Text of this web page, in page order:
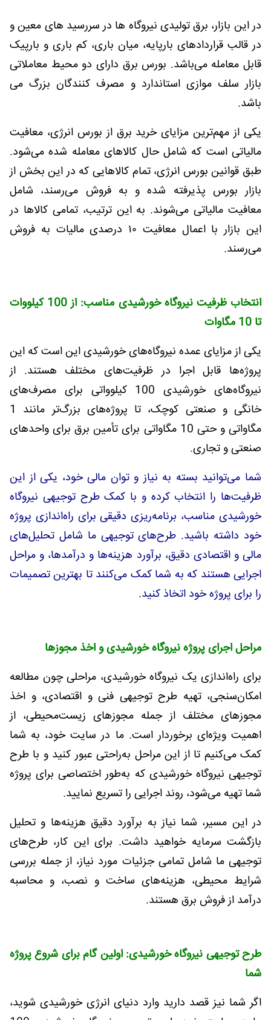
در این بازار، برق تولیدی نیروگاه ها در سررسید های معین و
در قالب قرارداد‌های بارپایه، میان باری، کم باری و بارپیک
قابل معامله می‌باشد. بورس برق دارای دو محیط معاملاتی
بازار سلف موازی استاندارد و مصرف کنندگان بزرگ می
باشد.
یکی از مهم‌ترین مزایای خرید برق از بورس انرژی، معافیت
مالیاتی است که شامل حال کالاهای معامله ‌شده می‌شود.
طبق قوانین بورس انرژی، تمام کالاهایی که در این بخش از
بازار بورس پذیرفته ‌شده و به فروش می‌رسند، شامل
معافیت مالیاتی می‌شوند. به این ترتیب، تمامی کالاها در
این بازار با اعمال معافیت ۱۰ درصدی مالیات به فروش
می‌رسند.
انتخاب ظرفیت نیروگاه خورشیدی مناسب: از 100 کیلووات
تا 10 مگاوات
یکی از مزایای عمده نیروگاه‌های خورشیدی این است که این
پروژه‌ها قابل اجرا در ظرفیت‌های مختلف هستند. از
نیروگاه‌های خورشیدی 100 کیلوواتی برای مصرف‌های
خانگی و صنعتی کوچک، تا پروژه‌های بزرگ‌تر مانند 1
مگاواتی و حتی 10 مگاواتی برای تأمین برق برای واحدهای
صنعتی و تجاری.
شما می‌توانید بسته به نیاز و توان مالی خود، یکی از این
ظرفیت‌ها را انتخاب کرده و با کمک طرح توجیهی نیروگاه
خورشیدی مناسب، برنامه‌ریزی دقیقی برای راه‌اندازی پروژه
خود داشته باشید. طرح‌های توجیهی ما شامل تحلیل‌های
مالی و اقتصادی دقیق، برآورد هزینه‌ها و درآمدها، و مراحل
اجرایی هستند که به شما کمک می‌کنند تا بهترین تصمیمات
را برای پروژه خود اتخاذ کنید.
مراحل اجرای پروژه نیروگاه خورشیدی و اخذ مجوزها
برای راه‌اندازی یک نیروگاه خورشیدی، مراحلی چون مطالعه
امکان‌سنجی، تهیه طرح توجیهی فنی و اقتصادی، و اخذ
مجوزهای مختلف از جمله مجوزهای زیست‌محیطی، از
اهمیت ویژه‌ای برخوردار است. ما در سایت خود، به شما
کمک می‌کنیم تا از این مراحل به‌راحتی عبور کنید و با طرح
توجیهی نیروگاه خورشیدی که به‌طور اختصاصی برای پروژه
شما تهیه می‌شود، روند اجرایی را تسریع نمایید.
در این مسیر، شما نیاز به برآورد دقیق هزینه‌ها و تحلیل
بازگشت سرمایه خواهید داشت. برای این کار، طرح‌های
توجیهی ما شامل تمامی جزئیات مورد نیاز، از جمله بررسی
شرایط محیطی، هزینه‌های ساخت و نصب، و محاسبه
درآمد از فروش برق هستند.
طرح توجیهی نیروگاه خورشیدی: اولین گام برای شروع پروژه
شما
اگر شما نیز قصد دارید وارد دنیای انرژی خورشیدی شوید،